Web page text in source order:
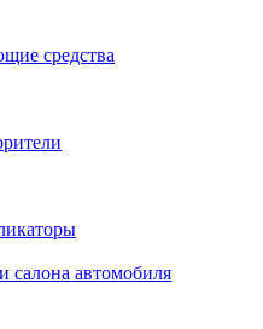
средства
салона автомобиля